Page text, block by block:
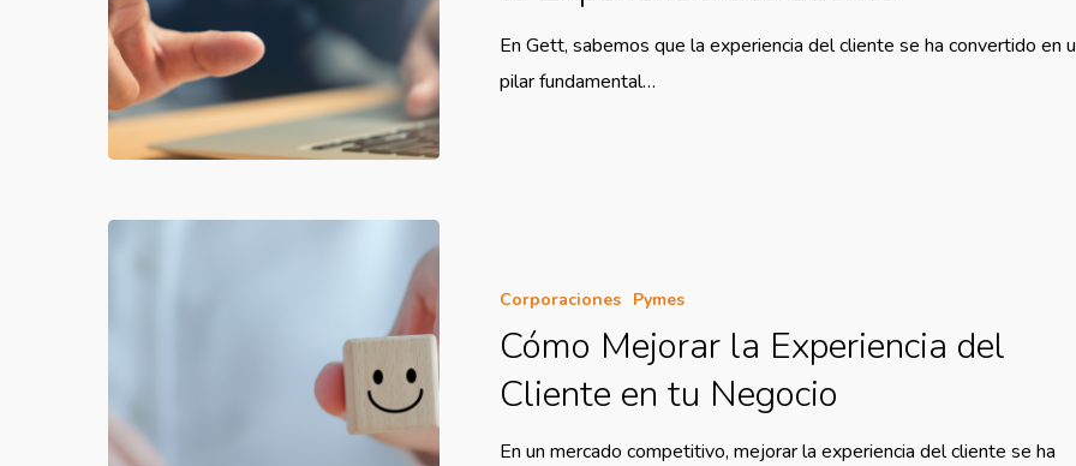
En Gett, sabemos que la experiencia del cliente se ha convertido en
pilar fundamental…
Corporaciones Pymes
Cómo Mejorar la Experiencia del
Cliente en tu Negocio
En un mercado competitivo, mejorar la experiencia del cliente se ha